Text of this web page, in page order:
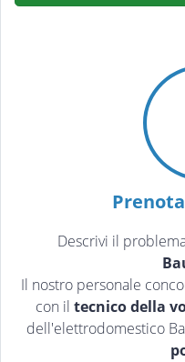
Descrivi il
Il nostro personale
con il tecnico della
dell'elettrodomestico